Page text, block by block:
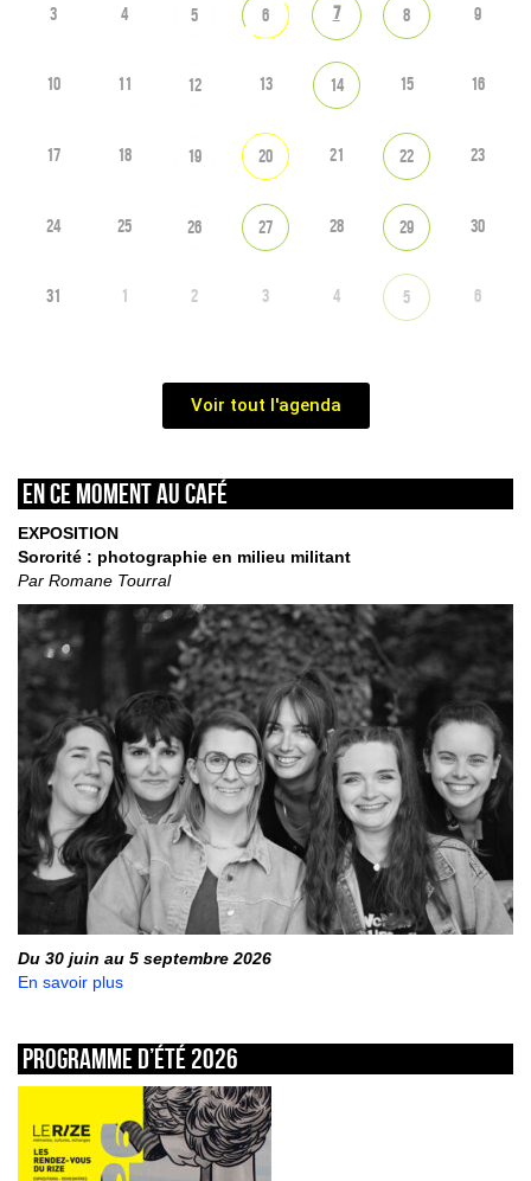
3 4 5 6 7 8 9
10 11 12 13 14 15 16
17 18 19 20 21 22 23
24 25 26 27 28 29 30
31 1 2 3 4 5 6
Voir tout l'agenda
En ce moment au café
EXPOSITION
Sororité : photographie en milieu militant
Par Romane Tourral
Du 30 juin au 5 septembre 2026
En savoir plus
Programme d’été 2026